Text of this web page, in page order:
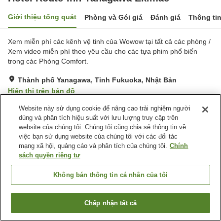
Giới thiệu tổng quát Phòng và Gói giá Đánh giá Thông
Xem miễn phí các kênh vệ tinh của Wowow tại tất cả các phòng /
Xem video miễn phí theo yêu cầu cho các tựa phim phổ biến
trong các Phòng Comfort.
Thành phố Yanagawa, Tỉnh Fukuoka, Nhật Bản
Hiển thị trên bản đồ
Rất tốt Đánh giá:432 lượt
Tiện nghi chỗ nghỉ
Bãi đỗ xe
Nhà hàng
Máy bán hàng tự động
Trang chủ Nhật Bản Tỉnh Fukuoka
Thành phố Yanagawa
Hotel Route-Inn Yanagawa Ekimae
Tìm phòng trống
Website này sử dụng cookie để nâng cao trải nghiệm người
dùng và phân tích hiệu suất với lưu lượng truy cập trên
website của chúng tôi. Chúng tôi cũng chia sẻ thông tin về
việc bạn sử dụng website của chúng tôi với các đối tác
mạng xã hội, quảng cáo và phân tích của chúng tôi. Chính
sách quyền riêng tư
Không bán thông tin cá nhân của tôi
Chấp nhận tất cả